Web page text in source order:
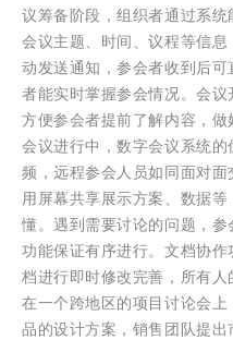
议筹备阶段，组织者通过系
会议主题、时间、议程等信
动发送通知，参会者收到后
者能实时掌握参会情况。会议
方便参会者提前了解内容，做
会议进行中，数字会议系统
频，远程参会人员如同面对面
用屏幕共享展示方案、数据
懂。遇到需要讨论的问题，
功能保证有序进行。文档协
档进行即时修改完善，所有人
在一个跨地区的项目讨论会
品的设计方案，销售团队提